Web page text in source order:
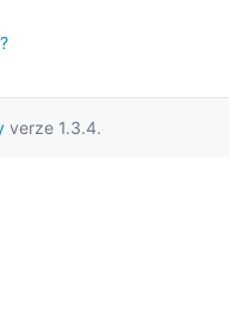
verze 1.3.4.